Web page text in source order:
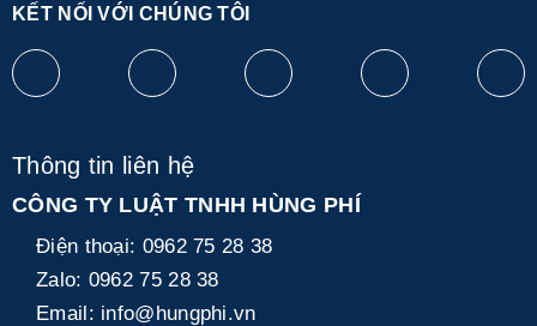
KẾT NỐI VỚI CHÚNG TÔI
Thông tin liên hệ
CÔNG TY LUẬT TNHH HÙNG PHÍ
Điện thoại: 0962 75 28 38
Zalo: 0962 75 28 38
Email: info@hungphi.vn